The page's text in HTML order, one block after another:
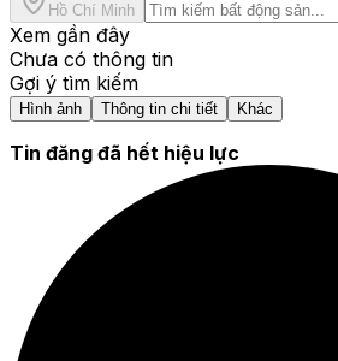
Hồ Chí Minh
Xem gần đây
Chưa có thông tin
Gợi ý tìm kiếm
Hình ảnh Thông tin chi tiết Khác
Tin đăng đã hết hiệu lực